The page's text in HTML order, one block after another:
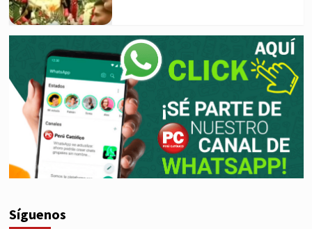
Síguenos